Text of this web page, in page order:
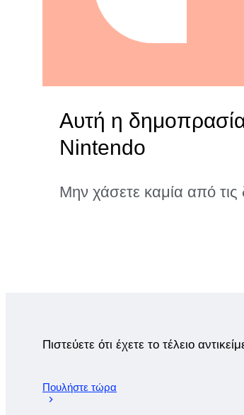
Αυτή η δημοπρασία
Nintendo
Μην χάσετε καμία από
Πιστεύετε ότι έχετε το τέλειο
Πουλήστε τώρα